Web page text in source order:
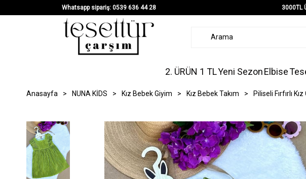
Whatsapp sipariş: 0539 636 44 28 3000TL
2. ÜRÜN 1 TLYeni SezonElbise
Anasayfa > NUNA KİDS > Kız Bebek Giyim > Kız Bebek Takım > Piliseli Fırfırlı